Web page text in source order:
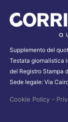
Supplemento del
Testata giornalistica
del Registro Stampa
Sede legale: Via
Cookie Policy -